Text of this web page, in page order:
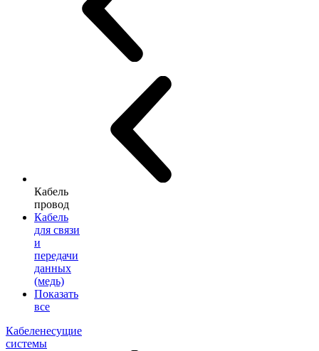
Кабель
провод
Кабель
для связи
и
передачи
данных
(медь)
Показать
все
Кабеленесущие
системы